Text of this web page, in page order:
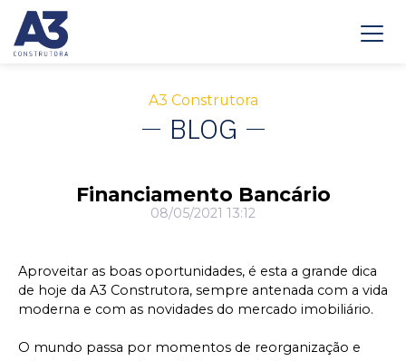
A3 Construtora
BLOG
Financiamento Bancário
08/05/2021 13:12
Aproveitar as boas oportunidades, é esta a grande dica
de hoje da A3 Construtora, sempre antenada com a vida
moderna e com as novidades do mercado imobiliário.
O mundo passa por momentos de reorganização e